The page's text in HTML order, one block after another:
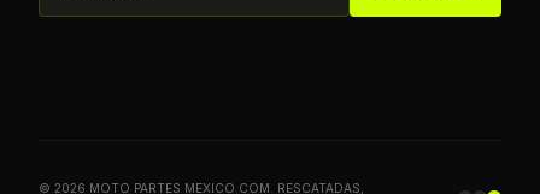
© 2026 MOTO PARTES MEXICO.COM. RESCATADAS,